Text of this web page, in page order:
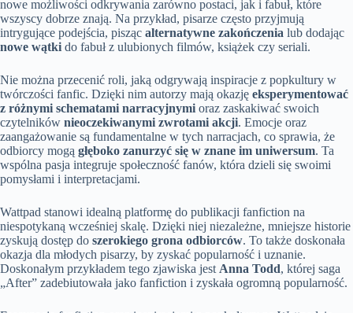
nowe możliwości odkrywania zarówno postaci, jak i fabuł, które
wszyscy dobrze znają. Na przykład, pisarze często przyjmują
intrygujące podejścia, pisząc alternatywne zakończenia lub dodając
nowe wątki do fabuł z ulubionych filmów, książek czy seriali.
Nie można przecenić roli, jaką odgrywają inspiracje z popkultury w
twórczości fanfic. Dzięki nim autorzy mają okazję eksperymentować
z różnymi schematami narracyjnymi oraz zaskakiwać swoich
czytelników nieoczekiwanymi zwrotami akcji. Emocje oraz
zaangażowanie są fundamentalne w tych narracjach, co sprawia, że
odbiorcy mogą głęboko zanurzyć się w znane im uniwersum. Ta
wspólna pasja integruje społeczność fanów, która dzieli się swoimi
pomysłami i interpretacjami.
Wattpad stanowi idealną platformę do publikacji fanfiction na
niespotykaną wcześniej skalę. Dzięki niej niezależne, mniejsze historie
zyskują dostęp do szerokiego grona odbiorców. To także doskonała
okazja dla młodych pisarzy, by zyskać popularność i uznanie.
Doskonałym przykładem tego zjawiska jest Anna Todd, której saga
„After” zadebiutowała jako fanfiction i zyskała ogromną popularność.